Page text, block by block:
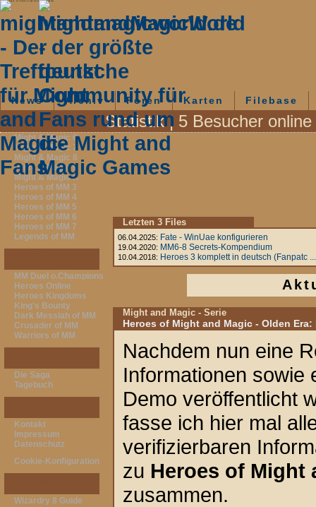
mightandmagicworld.de - Der Treffpunkt für Might and Magic-Fans - Aktuelle News
News Archiv Foren Karten Filebase
Fanpages
Might & Magic 6
Might & Magic 7
Might & Magic 8
Might & Magic 9
Might & Magic X
Heroes of MM 3
Heroes of MM 4
Heroes of MM 5
Heroes of MM 6
Heroes of MM 7
Legends of MM
MM Duel o.Champions
Heroes Online
Heroes Kingdoms
King's Bounty
Dark Messiah of MM
Crusader of MM
Warriors of MM
Die Saga
Tagebuch
Kontakt
Impressum
Datenschutz
Cookie-Konfiguration
Wizardry 8 Guide
Statistik | 5 Besucher
Letzten 3 Files
06.04.2025: Fate - WinUae konfigurieren
19.04.2020: MM6-8 Secrets-Kompendium
10.04.2018: Heroes 3 komplett in deutsch (Fanpatc ...
Might and Magic - Serie
Heroes of Might and Magic - Olden Era:
Nachdem nun eine
Informationen sowie
Demo veröffentlicht
fasse ich hier mal
verifizierbaren
zu Heroes of Might
zusammen.